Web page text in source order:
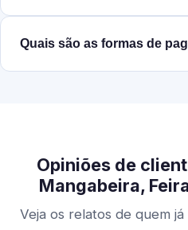
Quais são as formas de
Opiniões de
Mangabeira,
Veja os relatos de quem